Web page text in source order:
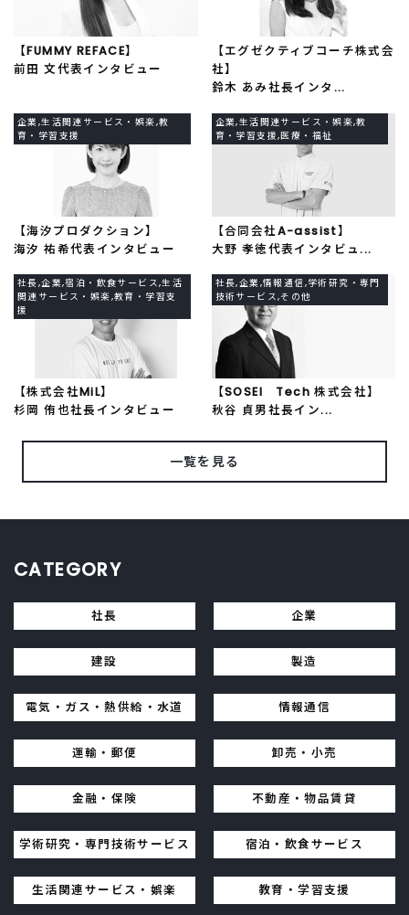
【FUMMY REFACE】
前田 文代表インタビュー
【エグゼクティブコーチ株式会
社】
鈴木 あみ社長インタ...
企業,生活関連サービス・娯楽,教
育・学習支援
【海汐プロダクション】
海汐 祐希代表インタビュー
企業,生活関連サービス・娯楽,教
育・学習支援,医療・福祉
【合同会社A-assist】
大野 孝徳代表インタビュ...
社長,企業,宿泊・飲食サービス,生活
関連サービス・娯楽,教育・学習支
援
【株式会社MiL】
杉岡 侑也社長インタビュー
社長,企業,情報通信,学術研究・専門
技術サービス,その他
【SOSEI Tech 株式会社】
秋谷 貞男社長イン...
一覧を見る
CATEGORY
社長 企業
建設 製造
電気・ガス・熱供給・水道 情報通信
運輸・郵便 卸売・小売
金融・保険 不動産・物品賃貸
学術研究・専門技術サービス 宿泊・飲食サービス
生活関連サービス・娯楽 教育・学習支援